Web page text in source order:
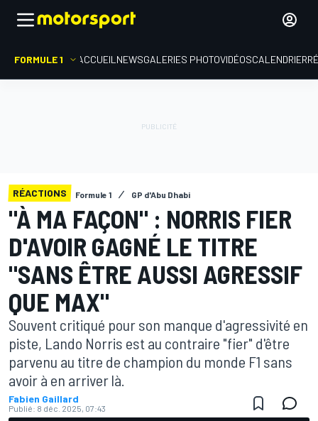
FORMULE 1 ACCUEIL NEWSGALERIES PHOTOVIDÉOSCALENDRIER
RÉACTIONS Formule 1 GP d'Abu Dhabi
"À MA FAÇON" : NORRIS FIER
D'AVOIR GAGNÉ LE TITRE
"SANS ÊTRE AUSSI AGRESSIF
QUE MAX"
Souvent critiqué pour son manque d'agressivité en
piste, Lando Norris est au contraire "fier" d'être
parvenu au titre de champion du monde F1 sans
avoir à en arriver là.
Fabien Gaillard
Publié: 8 déc. 2025, 07:43